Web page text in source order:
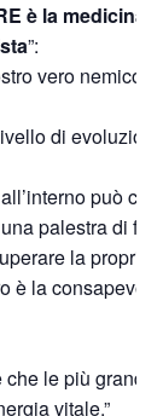
è la medicina
”:
vero
di
può
palestra di
la
è la
le più
vitale.”